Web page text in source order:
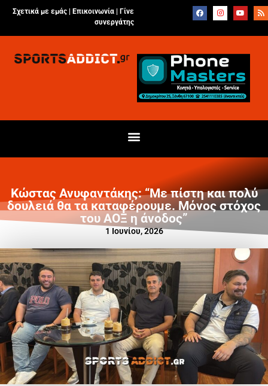
Σχετικά με εμάς | Επικοινωνία
Γίνε
συνεργάτης
Κώστας Ανυφαντάκης: “Με πίστη και πολύ
δουλειά θα τα καταφέρουμε. Μόνος στόχος
του ΑΟΞ η άνοδος”
1 Ιουνίου, 2026